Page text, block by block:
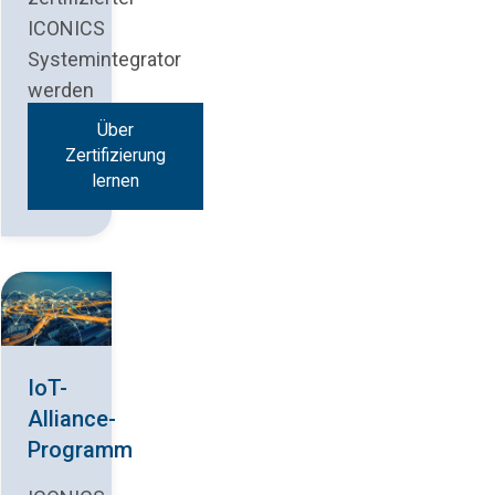
ICONICS
Systemintegrator
werden
können.Über
Zertifizierung
lernen
IoT-
Alliance-
Programm